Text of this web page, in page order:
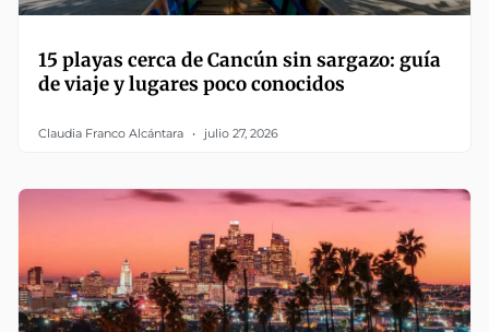
15 playas cerca de Cancún sin sargazo: guía
de viaje y lugares poco conocidos
Claudia Franco Alcántara julio 27, 2026